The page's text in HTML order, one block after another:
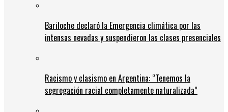
Bariloche declaró la Emergencia climática por las
intensas nevadas y suspendieron las clases presenciales
Racismo y clasismo en Argentina: “Tenemos la
segregación racial completamente naturalizada”